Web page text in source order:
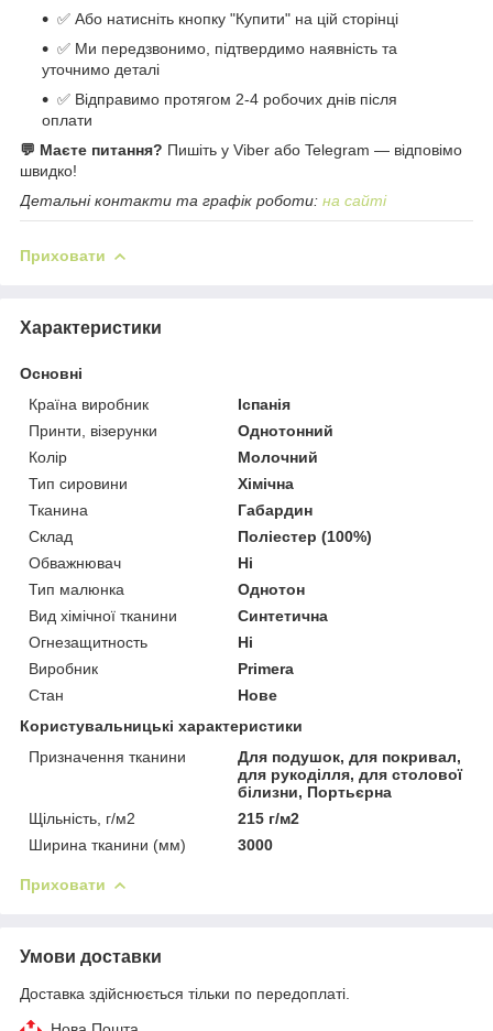
✅ Або натисніть кнопку "Купити" на цій сторінці
✅ Ми передзвонимо, підтвердимо наявність та
уточнимо деталі
✅ Відправимо протягом 2-4 робочих днів після
оплати
💬 Маєте питання? Пишіть у Viber або Telegram — відповімо
швидко!
Детальні контакти та графік роботи: на сайті
Приховати
Характеристики
Основні
Країна виробник
Іспанія
Принти, візерунки
Однотонний
Колір
Молочний
Тип сировини
Хімічна
Тканина
Габардин
Склад
Поліестер (100%)
Обважнювач
Ні
Тип малюнка
Однотон
Вид хімічної тканини
Синтетична
Огнезащитность
Ні
Виробник
Primera
Стан
Нове
Користувальницькі характеристики
Призначення тканини
Для подушок, для покривал,
для рукоділля, для столової
білизни, Портьєрна
Щільність, г/м2
215 г/м2
Ширина тканини (мм)
3000
Приховати
Умови доставки
Доставка здійснюється тільки по передоплаті.